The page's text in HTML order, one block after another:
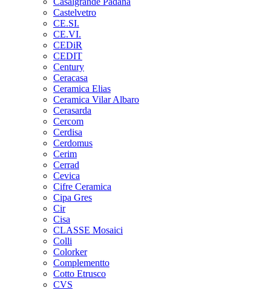
Castelvetro
CE.SI.
CE.VI.
CEDiR
CEDIT
Century
Ceracasa
Ceramica Elias
Ceramica Vilar Albaro
Cerasarda
Cercom
Cerdisa
Cerdomus
Cerim
Cerrad
Cevica
Cifre Ceramica
Cipa Gres
Cir
Cisa
CLASSE Mosaici
Colli
Colorker
Complementto
Cotto Etrusco
CVS